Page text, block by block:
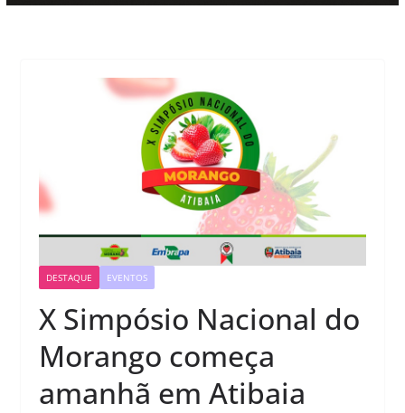
DESTAQUE EVENTOS
X Simpósio Nacional do
Morango começa
amanhã em Atibaia